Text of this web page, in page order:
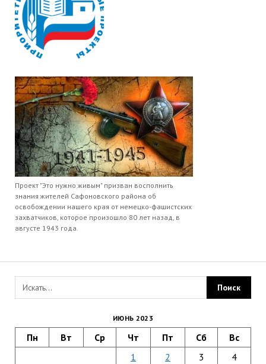
Проект "Это нужно живым" призван восполнить
знания жителей Сафоновского района об
освобождении нашего края от немецко-фашистских
захватчиков, которое произошло 80 лет назад, в
августе 1943 года.
ИЮНЬ 2023
Пн Вт Ср Чт Пт Сб Вс
1 2 3
4